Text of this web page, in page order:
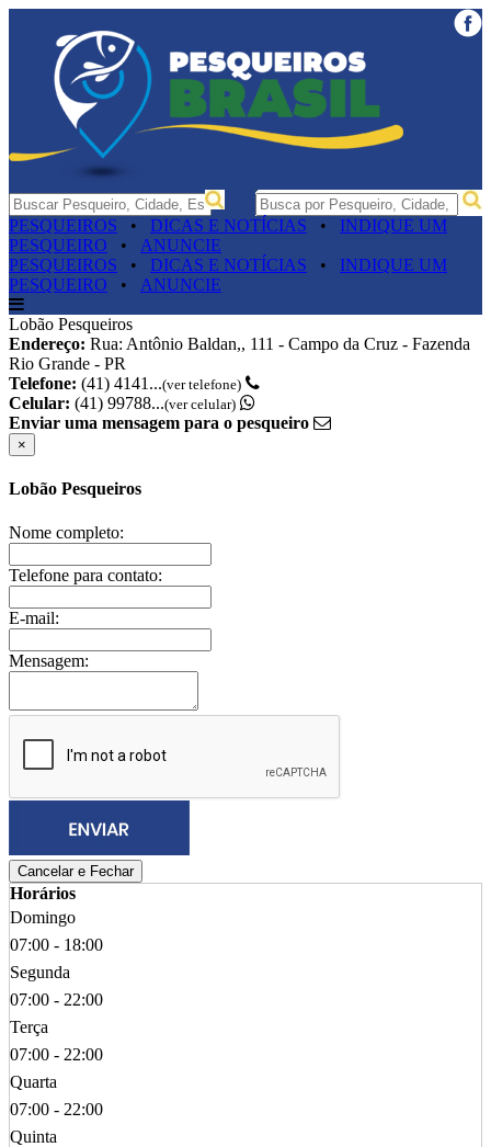
PESQUEIROS • DICAS E NOTÍCIAS • INDIQUE UM
PESQUEIRO • ANUNCIE
PESQUEIROS • DICAS E NOTÍCIAS • INDIQUE UM
PESQUEIRO • ANUNCIE
Lobão Pesqueiros
Endereço: Rua: Antônio Baldan,, 111 - Campo da Cruz - Fazenda
Rio Grande - PR
Telefone: (41) 4141...(ver telefone)
Celular: (41) 99788...(ver celular)
Enviar uma mensagem para o pesqueiro
×
Lobão Pesqueiros
Nome completo:
Telefone para contato:
E-mail:
Mensagem:
Cancelar e Fechar
Horários
Domingo
07:00 - 18:00
Segunda
07:00 - 22:00
Terça
07:00 - 22:00
Quarta
07:00 - 22:00
Quinta